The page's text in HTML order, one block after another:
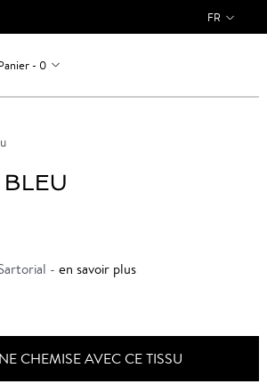
FR
- 0
- en savoir plus
CHEMISE AVEC CE TISSU